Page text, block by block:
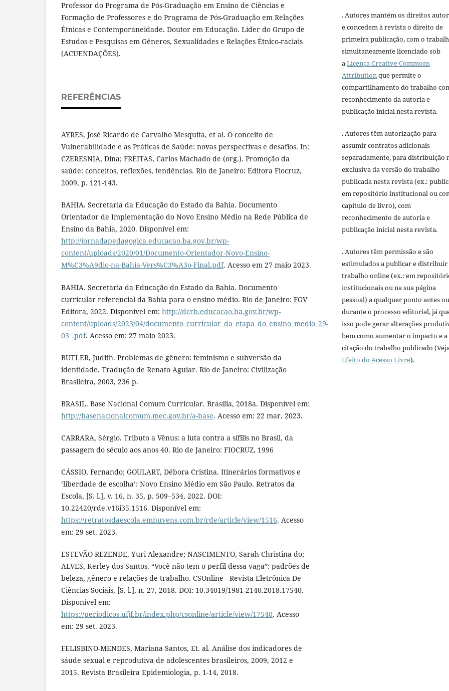
Professor do Programa de Pós-Graduação em Ensino de Ciências e
Formação de Professores e do Programa de Pós-Graduação em Relações
Étnicas e Contemporaneidade. Doutor em Educação. Líder do Grupo de
Estudos e Pesquisas em Gêneros, Sexualidades e Relações Étnico-raciais
(ACUENDAÇÕES).
REFERÊNCIAS
AYRES, José Ricardo de Carvalho Mesquita, et al. O conceito de
Vulnerabilidade e as Práticas de Saúde: novas perspectivas e desafios. In:
CZERESNIA, Dina; FREITAS, Carlos Machado de (org.). Promoção da
saúde: conceitos, reflexões, tendências. Rio de Janeiro: Editora Fiocruz,
2009, p. 121-143.
BAHIA. Secretaria da Educação do Estado da Bahia. Documento
Orientador de Implementação do Novo Ensino Médio na Rede Pública de
Ensino da Bahia, 2020. Disponível em:
http://jornadapedagogica.educacao.ba.gov.br/wp-
content/uploads/2020/01/Documento-Orientador-Novo-Ensino-
M%C3%A9dio-na-Bahia-Vers%C3%A3o-Final.pdf. Acesso em 27 maio 2023.
BAHIA. Secretaria da Educação do Estado da Bahia. Documento
curricular referencial da Bahia para o ensino médio. Rio de Janeiro: FGV
Editora, 2022. Disponível em: http://dcrb.educacao.ba.gov.br/wp-
content/uploads/2023/04/documento_curricular_da_etapa_do_ensino_medio_29-
03_.pdf. Acesso em: 27 maio 2023.
BUTLER, Judith. Problemas de gênero: feminismo e subversão da
identidade. Tradução de Renato Aguiar. Rio de Janeiro: Civilização
Brasileira, 2003, 236 p.
BRASIL. Base Nacional Comum Curricular. Brasília, 2018a. Disponível em:
http://basenacionalcomum.mec.gov.br/a-base. Acesso em: 22 mar. 2023.
CARRARA, Sérgio. Tributo a Vênus: a luta contra a sífilis no Brasil, da
passagem do século aos anos 40. Rio de Janeiro: FIOCRUZ, 1996
CÁSSIO, Fernando; GOULART, Débora Cristina. Itinerários formativos e
‘liberdade de escolha’: Novo Ensino Médio em São Paulo. Retratos da
Escola, [S. l.], v. 16, n. 35, p. 509–534, 2022. DOI:
10.22420/rde.v16i35.1516. Disponível em:
https://retratosdaescola.emnuvens.com.br/rde/article/view/1516. Acesso
em: 29 set. 2023.
ESTEVÃO-REZENDE, Yuri Alexandre; NASCIMENTO, Sarah Christina do;
ALVES, Kerley dos Santos. “Você não tem o perfil dessa vaga”: padrões de
beleza, gênero e relações de trabalho. CSOnline - Revista Eletrônica De
Ciências Sociais, [S. l.], n. 27, 2018. DOI: 10.34019/1981-2140.2018.17540.
Disponível em:
https://periodicos.ufjf.br/index.php/csonline/article/view/17540. Acesso
em: 29 set. 2023.
FELISBINO-MENDES, Mariana Santos, Et. al. Análise dos indicadores de
sáude sexual e reprodutiva de adolescentes brasileiros, 2009, 2012 e
2015. Revista Brasileira Epidemiologia, p. 1-14, 2018.
. Autores mantém os direitos
e concedem à revista o direito de
primeira publicação, com o
simultaneamente licenciado sob
aLicença Creative Commons
Attributionque permite o
compartilhamento do trabalho
reconhecimento da autoria e
publicação inicial nesta revista.
. Autores têm autorização para
assumir contratos adicionais
separadamente, para distribuição
exclusiva da versão do trabalho
publicada nesta revista (ex.:
em repositório institucional ou
capítulo de livro), com
reconhecimento de autoria e
publicação inicial nesta revista.
. Autores têm permissão e são
estimulados a publicar e distribuir
trabalho online (ex.: em
institucionais ou na sua página
pessoal) a qualquer ponto antes ou
durante o processo editorial, já
isso pode gerar alterações
bem como aumentar o impacto e a
citação do trabalho publicado
Efeito do Acesso Livre).